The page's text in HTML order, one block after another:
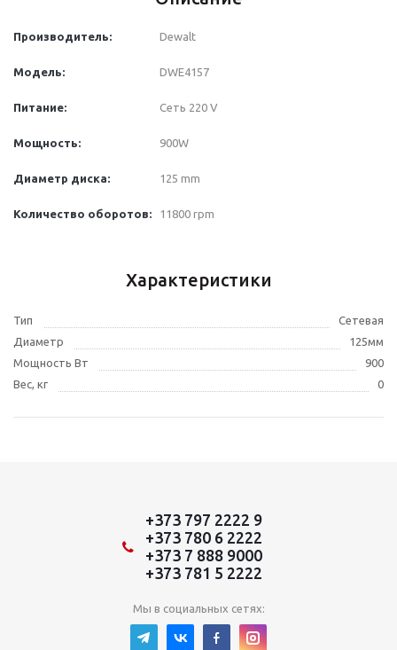
Производитель: Dewalt
Модель: DWE4157
Питание: Сеть 220 V
Мощность: 900W
Диаметр диска: 125 mm
Количество оборотов: 11800 rpm
Характеристики
Тип
Сетевая
Диаметр
125мм
Мощность Вт
900
Вес, кг
0
+373 797 2222 9
+373 780 6 2222
+373 7 888 9000
+373 781 5 2222
Мы в социальных сетях: